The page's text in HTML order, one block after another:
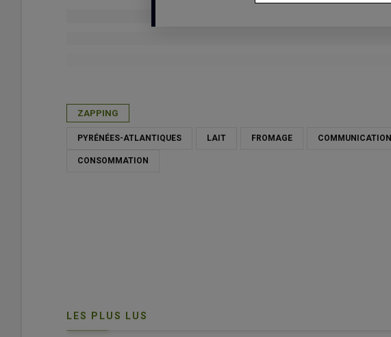
ZAPPING
PYRÉNÉES-ATLANTIQUES LAIT FROMAGE COMMUNICATION
CONSOMMATION
LES PLUS LUS